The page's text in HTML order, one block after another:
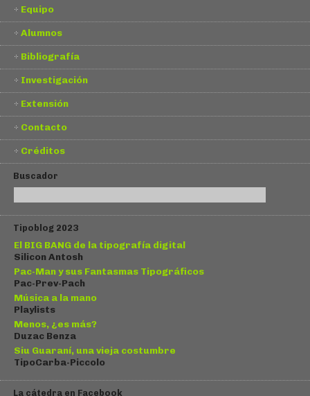
Equipo
Alumnos
Bibliografía
Investigación
Extensión
Contacto
Créditos
Buscador
Tipoblog 2023
El BIG BANG de la tipografía digital
Silicon Antosh
Pac-Man y sus Fantasmas Tipográficos
Pac-Prev-Pach
Música a la mano
Playlists
Menos, ¿es más?
Duzac Benza
Siu Guaraní, una vieja costumbre
TipoCarba-Piccolo
La cátedra en Facebook